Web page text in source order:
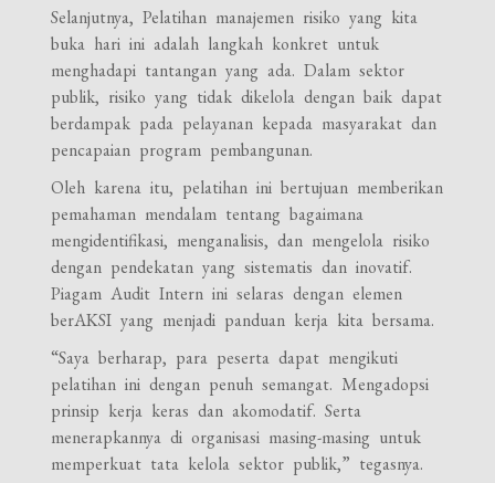
Selanjutnya, Pelatihan manajemen risiko yang kita
buka hari ini adalah langkah konkret untuk
menghadapi tantangan yang ada. Dalam sektor
publik, risiko yang tidak dikelola dengan baik dapat
berdampak pada pelayanan kepada masyarakat dan
pencapaian program pembangunan.
Oleh karena itu, pelatihan ini bertujuan memberikan
pemahaman mendalam tentang bagaimana
mengidentifikasi, menganalisis, dan mengelola risiko
dengan pendekatan yang sistematis dan inovatif.
Piagam Audit Intern ini selaras dengan elemen
berAKSI yang menjadi panduan kerja kita bersama.
“Saya berharap, para peserta dapat mengikuti
pelatihan ini dengan penuh semangat. Mengadopsi
prinsip kerja keras dan akomodatif. Serta
menerapkannya di organisasi masing-masing untuk
memperkuat tata kelola sektor publik,” tegasnya.